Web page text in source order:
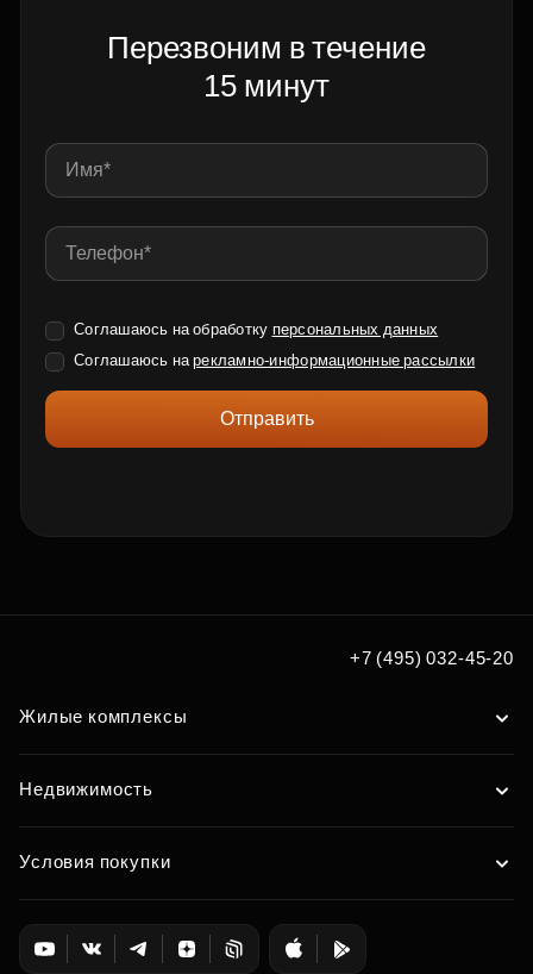
Перезвоним в течение
15 минут
Соглашаюсь на обработку персональных данных
Соглашаюсь нарекламно-информационные рассылки
Отправить
+7 (495) 032-45-20
Жилые комплексы
Недвижимость
Условия покупки